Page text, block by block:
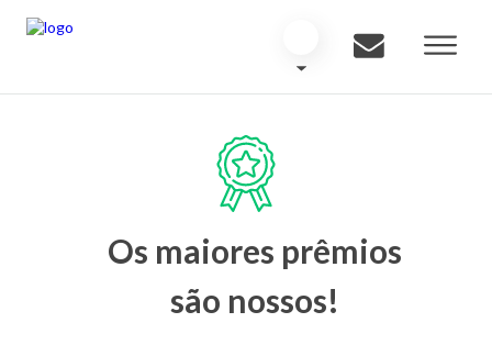
Os maiores prêmios
são nossos!